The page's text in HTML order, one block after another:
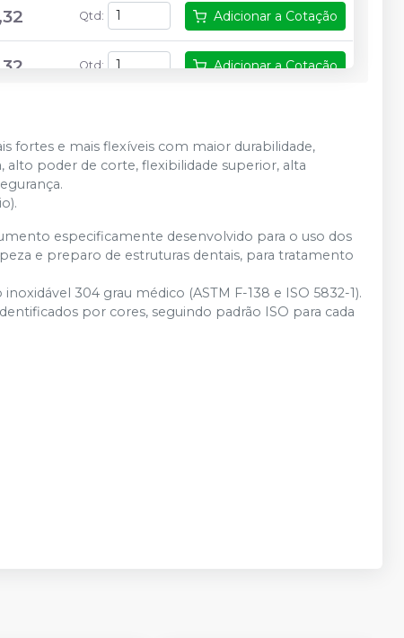
Qtd : Adicionar a Cotação
Qtd: Adicionar a Cotação
fortes e mais flexíveis com maior durabilidade,
poder de corte, flexibilidade superior, alta
especificamente desenvolvido para o uso dos
e preparo de estruturas dentais, para tratamento
304 grau médico (ASTM F-138 e ISO 5832-1).
por cores, seguindo padrão ISO para cada